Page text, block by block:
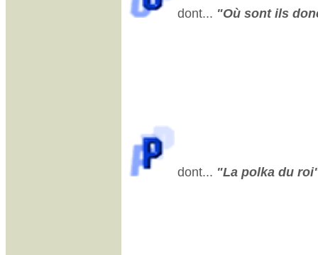
dont... "Où sont ils
dont... "La polka du